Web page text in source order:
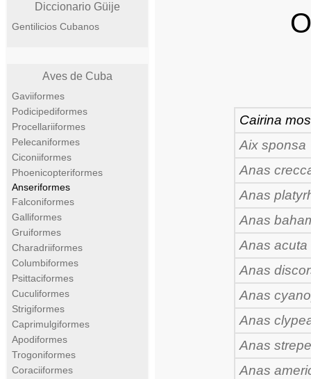
Diccionario Güije
Gentilicios Cubanos
Aves de Cuba
Gaviiformes
Podicipediformes
Procellariiformes
Pelecaniformes
Ciconiiformes
Phoenicopteriformes
Anseriformes
Falconiformes
Galliformes
Gruiformes
Charadriiformes
Columbiformes
Psittaciformes
Cuculiformes
Strigiformes
Caprimulgiformes
Apodiformes
Trogoniformes
Coraciiformes
Cairina
Aix sponsa
Anas
Anas
Anas
Anas acuta
Anas
Anas
Anas
Anas
Anas